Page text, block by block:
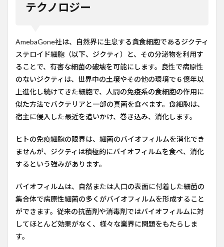
テクノロジー
AmebaGone社は、自然界に生息する貪食細胞であるジクティ
ステロイド細胞（以下、ジクティ）と、その分泌物を利用す
ることで、有害な細菌の破壊を可能にします。良性で病原性
のないジクティは、世界中の土壌やその他の環境で６億年以
上進化し続けてきた細胞で、人間の免疫系の食細胞の作用に
似た方法でバクテリアと一部の真菌を食べます。食細胞は、
宿主に侵入した最近を追いかけ、巻き込み、消化します。
ヒトの免疫細胞の限界は、細菌のバイオフィルムを消化でき
ませんが、ジクティは積極的にバイオフィルムを食べ、消化
するという強みがあります。
バイオフィルムは、自然または人口の表面に付着した細菌の
集合体で病原性細菌の多くがバイオフィルムを形成すること
ができます。従来の抗菌剤や消毒剤ではバイオフィルムに対
してほとんど効果がなく、様々な業界に問題をもたらしま
す。